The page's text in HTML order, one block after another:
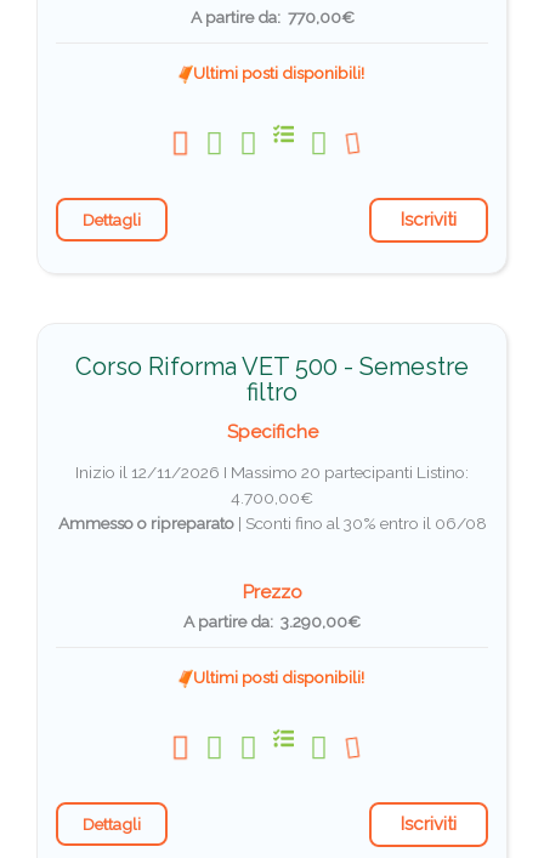
A partire da: 770,00€
Ultimi posti disponibili!
Dettagli Iscriviti
Corso Riforma VET 500 - Semestre
filtro
Specifiche
Inizio il 12/11/2026 I Massimo 20 partecipanti Listino:
4.700,00€
Ammesso o ripreparato| Sconti fino al 30% entro il 06/08
Prezzo
A partire da: 3.290,00€
Ultimi posti disponibili!
Dettagli Iscriviti